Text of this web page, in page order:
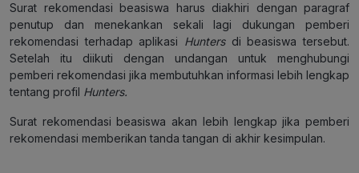
Surat rekomendasi beasiswa harus diakhiri dengan paragraf
penutup dan menekankan sekali lagi dukungan pemberi
rekomendasi terhadap aplikasi Hunters di beasiswa tersebut.
Setelah itu diikuti dengan undangan untuk menghubungi
pemberi rekomendasi jika membutuhkan informasi lebih lengkap
tentang profil Hunters.
Surat rekomendasi beasiswa akan lebih lengkap jika pemberi
rekomendasi memberikan tanda tangan di akhir kesimpulan.